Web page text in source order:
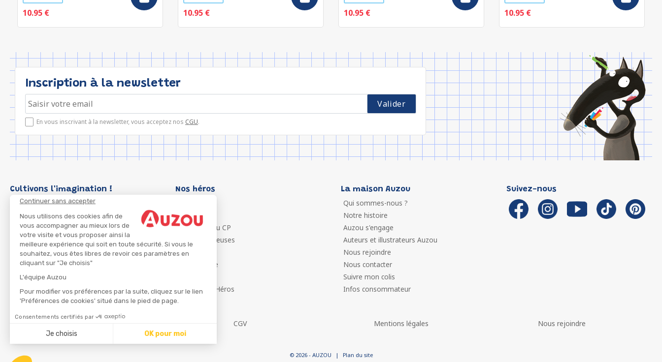
Continuer sans accepter
Nous utilisons des cookies afin de
vous accompagner au mieux lors de
votre visite et vous proposer ainsi la
meilleure expérience qui soit en toute sécurité. Si vous le
souhaitez, vous êtes libres de revoir ces paramètres en
cliquant sur "Je choisis"
L'équipe Auzou
Pour modifier vos préférences par la suite, cliquez sur le lien
'Préférences de cookies' situé dans le pied de page.
Consentements certifiés par
Je choisis OK pour moi
10.95 € 10.95 € 10.95 € 10.95 €
Inscription à la newsletter
En vous inscrivant à la newsletter, vous acceptez nos CGU.
Cultivons l'imagination ! Nos héros
P'tit Loup
Les Héros du CP
Les Influenceuses
Migali
Petite Taupe
Ma Boîte à Héros
La maison Auzou
Qui sommes-nous ?
Notre histoire
Auzou s'engage
Auteurs et illustrateurs Auzou
Nous rejoindre
Nous contacter
Suivre mon colis
Infos consommateur
Suivez-nous
CGV Mentions légales Nous rejoindre
© 2026 - AUZOU | Plan du site